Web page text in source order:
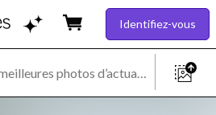
Identifiez-vous